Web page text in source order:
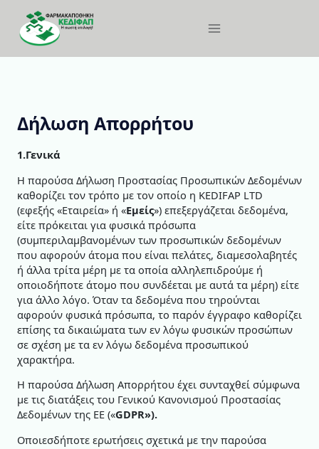
Δήλωση Απορρήτου
1.Γενικά
Η παρούσα Δήλωση Προστασίας Προσωπικών Δεδομένων
καθορίζει τον τρόπο με τον οποίο η KEDIFAP LTD
(εφεξής «Εταιρεία» ή «Εμείς») επεξεργάζεται δεδομένα,
είτε πρόκειται για φυσικά πρόσωπα
(συμπεριλαμβανομένων των προσωπικών δεδομένων
που αφορούν άτομα που είναι πελάτες, διαμεσολαβητές
ή άλλα τρίτα μέρη με τα οποία αλληλεπιδρούμε ή
οποιοδήποτε άτομο που συνδέεται με αυτά τα μέρη) είτε
για άλλο λόγο. Όταν τα δεδομένα που τηρούνται
αφορούν φυσικά πρόσωπα, το παρόν έγγραφο καθορίζει
επίσης τα δικαιώματα των εν λόγω φυσικών προσώπων
σε σχέση με τα εν λόγω δεδομένα προσωπικού
χαρακτήρα.
Η παρούσα Δήλωση Απορρήτου έχει συνταχθεί σύμφωνα
με τις διατάξεις του Γενικού Κανονισμού Προστασίας
Δεδομένων της ΕΕ («GDPR»).
Οποιεσδήποτε ερωτήσεις σχετικά με την παρούσα